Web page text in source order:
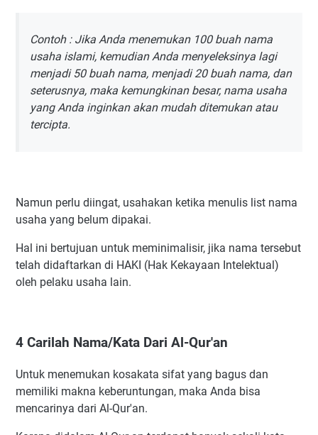
57. Ghazlan
58. Haidar
59. Hamdan
60. Haikal
61. Nama Usaha Yang Bagus Menurut Islam Dengan
64. Ifana
66. Jahran
67. Jamsyir
72. Lubawi
73. Lais
74. Mikbad
Contoh : Jika Anda menemukan 100 buah nama
usaha islami, kemudian Anda menyeleksinya lagi
menjadi 50 buah nama, menjadi 20 buah nama, dan
seterusnya, maka kemungkinan besar, nama usaha
yang Anda inginkan akan mudah ditemukan atau
tercipta.
Namun perlu diingat, usahakan ketika menulis list nama
usaha yang belum dipakai.
Hal ini bertujuan untuk meminimalisir, jika nama tersebut
telah didaftarkan di HAKI (Hak Kekayaan Intelektual)
oleh pelaku usaha lain.
4 Carilah Nama/Kata Dari Al-Qur'an
Untuk menemukan kosakata sifat yang bagus dan
memiliki makna keberuntungan, maka Anda bisa
mencarinya dari Al-Qur'an.